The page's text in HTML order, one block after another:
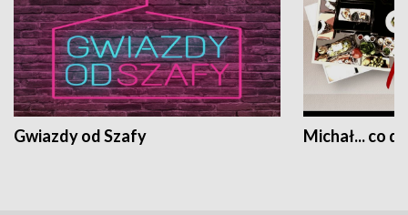
Gwiazdy od Szafy Michał... co